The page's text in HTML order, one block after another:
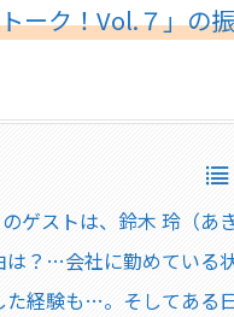
ーク！Vol.７」
ゲストは、鈴木 玲（あ
は？…会社に勤めている
経験も…。そしてある